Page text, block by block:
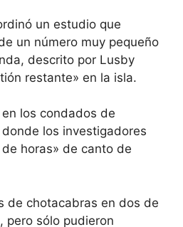
un estudio que
un número muy pequeño
descrito por Lusby
restante» en la isla.
los condados de
donde los investigadores
horas» de canto de
de chotacabras en dos de
pero sólo pudieron